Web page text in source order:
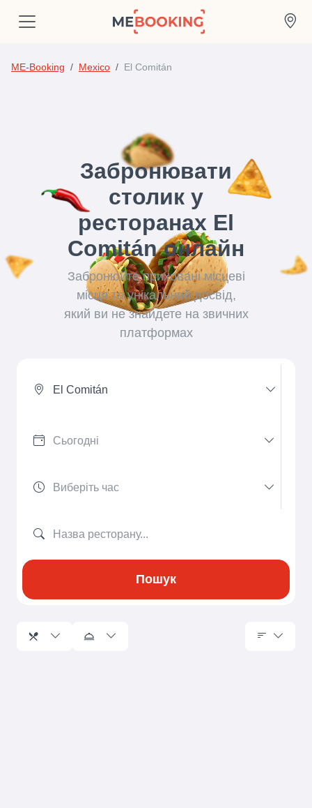
ME-Booking Mexico El Comitán
Забронювати
столик у
ресторанах El
Comitán онлайн
Забронюйте приховані місцеві
місця та унікальний досвід,
який ви не знайдете на звичних
платформах
El Comitán
Пошук